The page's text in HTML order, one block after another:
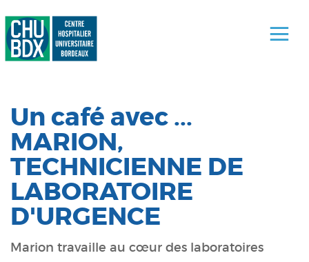
Un café avec ...
MARION,
TECHNICIENNE DE
LABORATOIRE
D'URGENCE
Marion travaille au cœur des laboratoires